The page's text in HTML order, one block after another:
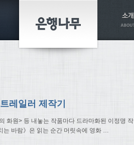
레일러 제작기
화원> 등 내놓는 작품마다 드라마화된 이정명 작
는 바람》은 읽는 순간 머릿속에 영화